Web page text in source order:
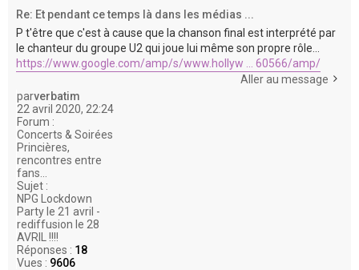
Re: Et pendant ce temps là dans les médias ...
P t'être que c'est à cause que la chanson final est interprété par
le chanteur du groupe U2 qui joue lui même son propre rôle...
https://www.google.com/amp/s/www.hollyw ... 60566/amp/
Aller au message
parverbatim
22 avril 2020, 22:24
Forum :
Concerts & Soirées
Princières,
rencontres entre
fans...
Sujet :
NPG Lockdown
Party le 21 avril -
rediffusion le 28
AVRIL !!!!
Réponses : 18
Vues : 9606